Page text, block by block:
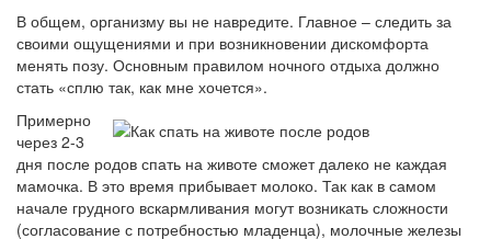
В общем, организму вы не навредите. Главное – следить за
своими ощущениями и при возникновении дискомфорта
менять позу. Основным правилом ночного отдыха должно
стать «сплю так, как мне хочется».
Примерно
через 2-3
дня после родов спать на животе сможет далеко не каждая
мамочка. В это время прибывает молоко. Так как в самом
начале грудного вскармливания могут возникать сложности
(согласование с потребностью младенца), молочные железы